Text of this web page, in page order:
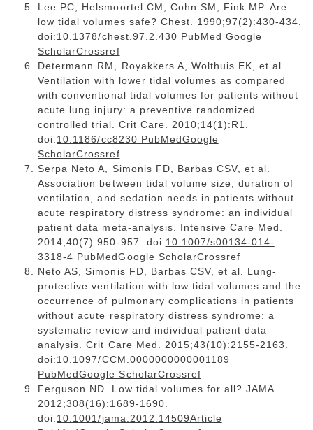
Lee PC, Helsmoortel CM, Cohn SM, Fink MP. Are
low tidal volumes safe? Chest. 1990;97(2):430-434.
doi:10.1378/chest.97.2.430 PubMed Google
ScholarCrossref
Determann RM, Royakkers A, Wolthuis EK, et al.
Ventilation with lower tidal volumes as compared
with conventional tidal volumes for patients without
acute lung injury: a preventive randomized
controlled trial. Crit Care. 2010;14(1):R1.
doi:10.1186/cc8230 PubMedGoogle
ScholarCrossref
Serpa Neto A, Simonis FD, Barbas CSV, et al.
Association between tidal volume size, duration of
ventilation, and sedation needs in patients without
acute respiratory distress syndrome: an individual
patient data meta-analysis. Intensive Care Med.
2014;40(7):950-957. doi:10.1007/s00134-014-
3318-4 PubMedGoogle ScholarCrossref
Neto AS, Simonis FD, Barbas CSV, et al. Lung-
protective ventilation with low tidal volumes and the
occurrence of pulmonary complications in patients
without acute respiratory distress syndrome: a
systematic review and individual patient data
analysis. Crit Care Med. 2015;43(10):2155-2163.
doi:10.1097/CCM.0000000000001189
PubMedGoogle ScholarCrossref
Ferguson ND. Low tidal volumes for all? JAMA.
2012;308(16):1689-1690.
doi:10.1001/jama.2012.14509Article